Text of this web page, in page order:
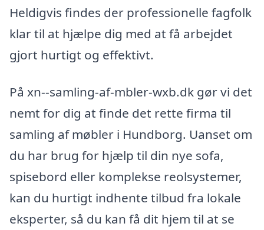
Heldigvis findes der professionelle fagfolk
klar til at hjælpe dig med at få arbejdet
gjort hurtigt og effektivt.
På xn--samling-af-mbler-wxb.dk gør vi det
nemt for dig at finde det rette firma til
samling af møbler i Hundborg. Uanset om
du har brug for hjælp til din nye sofa,
spisebord eller komplekse reolsystemer,
kan du hurtigt indhente tilbud fra lokale
eksperter, så du kan få dit hjem til at se